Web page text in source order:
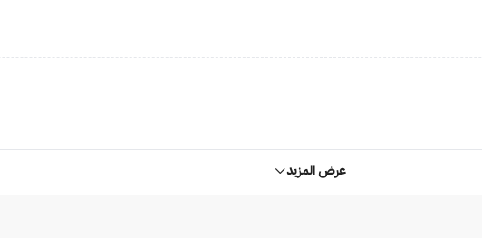
عرض المزيد